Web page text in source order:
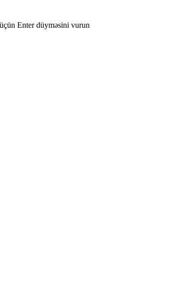
Enter düyməsini vurun